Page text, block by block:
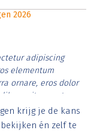
2026
adipiscing
elementum
ornare, eros dolor
vitae erat.
id rutrum lorem
posuere.
krijg je de kans
én zelf te